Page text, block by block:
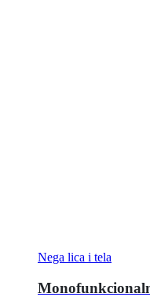
Nega lica i tela